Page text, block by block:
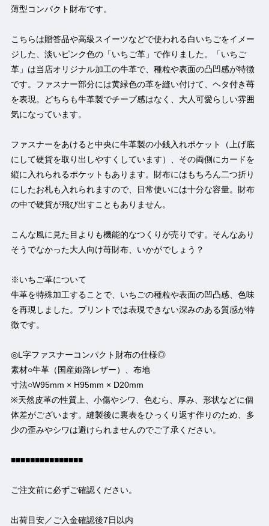
薄型コンパクト財布です。
こちらは贈答品や高級スイーツなどで使われる白いちごをイメー
ジした、淡いピンク色の「いちご革」で作りました。「いちご
革」は当店オリジナル加工の牛革で、種粒や表面の凸凹感が特徴
です。ファスナー部分には黄緑色の革を縫い付けて、ヘタ付き苺
を表現。どちらも牛革製でチープ感はなく、大人可愛らしい雰囲
気になっています。
ファスナーをあけると中央に牛革製の小銭入れポケット（上げ底
にして硬貨を取り出しやすくしています）、その両側にカードを
縦に入れられるポケットもあります。財布にはもちろん二つ折り
にしたお札も入れられますので、日常使いには十分な容量。財布
の中で硬貨が飛び出すこともありません。
こんな風に見た目よりも機能的なつくりが売りです。そんなあり
そうでなかった大人向け苺財布、いかがでしょう？
※いちご革について
牛革を特殊加工することで、いちごの種粒や表面の凹凸感、色味
を再現しました。プリントでは表現できない深みのある質感が特
徴です。
◎L字ファスナーコンパクト財布の仕様◎
素材○牛革（国産姫路レザー）、布地
寸法○W95mm × H95mm × D20mm
※天然皮革の性質上、小傷やシワ、色むら、厚み、形状などに個
体差がございます。縫製後に裏表をひっくり返す作りのため、多
少の歪みやシワは避けられませんのでご了承ください。
■■■■■■■■■■■■■■■
ご注文前に必ずご確認ください。
出荷目安／ご入金確認後7日以内